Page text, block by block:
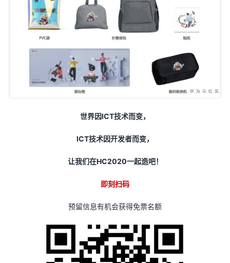
世界因ICT技术而变，
ICT技术因开发者而变，
让我们在HC2020一起造吧！
即刻扫码
预留信息有机会获得免票名额